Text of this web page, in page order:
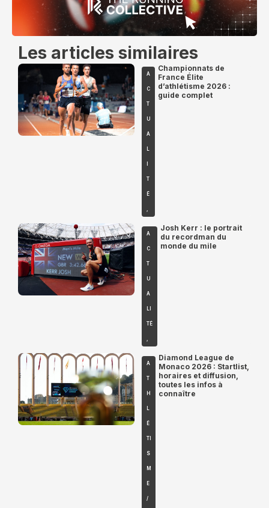
Les articles similaires
A
C
T
U
A
T
É
Championnats de
France Élite
d’athlétisme 2026 :
guide complet
A
C
T
U
A
TÉ
Josh Kerr : le portrait
du recordman du
monde du mile
A
T
H
É
TI
S
M
E
/
Diamond League de
Monaco 2026 : Startlist,
horaires et diffusion,
toutes les infos à
connaître